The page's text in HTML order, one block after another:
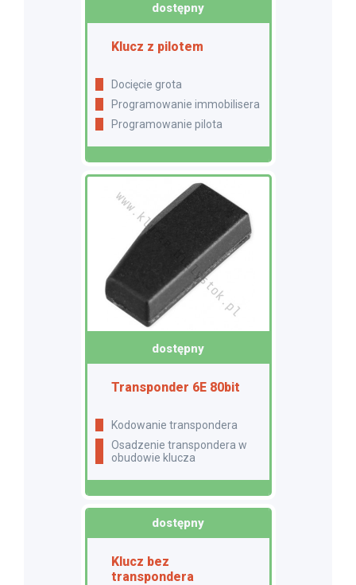
dostępny
Klucz z pilotem
Docięcie grota
Programowanie immobilisera
Programowanie pilota
dostępny
Transponder 6E 80bit
Kodowanie transpondera
Osadzenie transpondera w
obudowie klucza
dostępny
Klucz bez
transpondera